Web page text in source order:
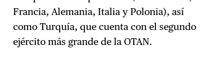
Francia, Alemania, Italia y Polonia), así
como Turquía, que cuenta con el segundo
ejército más grande de la OTAN.